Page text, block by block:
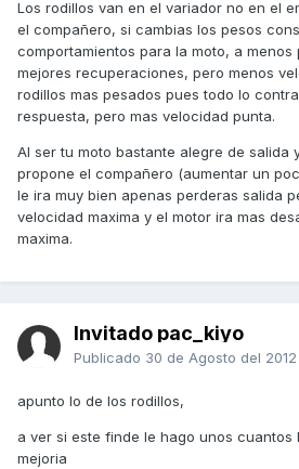
Los rodillos van en el variador no en el
el compañero, si cambias los pesos
comportamientos para la moto, a menos
mejores recuperaciones, pero menos
rodillos mas pesados pues todo lo
respuesta, pero mas velocidad punta.
Al ser tu moto bastante alegre de salida
propone el compañero (aumentar un
le ira muy bien apenas perderas salida
velocidad maxima y el motor ira mas
maxima.
Invitado pac_kiyo
Publicado 30 de Agosto del 2012
apunto lo de los rodillos,
a ver si este finde le hago unos cuantos
mejoria